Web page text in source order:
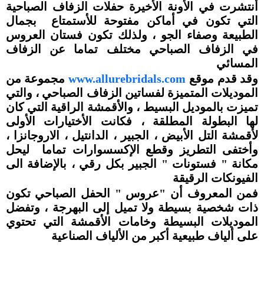
أنتشرت في الأونة الأخيرة حفلات الزفاف الصباحية
التي تكون في أماكن مفتوحة للأستمتاع بجمال
الطبيعة وصفاء الجو ، ولذلك تكون فستان العروس
في الزفاف الصباحي مختلف تماما عن الزفاف
المسائي
وقد قدم موقع www.allurebridals.comمجموعة من
الموديلات المتميزة لفساتين الزفاف الصباحي ، والتي
تميزت بالموديل البسيط ، والأقمشة الراقية التي كان
لها البطولة المطلقة ، فكانت الأختيارات الأولى
لأقمشة التل الأبيض ، الجبير ، الدانتيل ، الاروجانزا ،
وأختفى التطريز وقطع الإكسسوارات تماما ليحل
مكانة " فستونات " الجبير بكل رقي ، بالإضافة الى
الفيونكات الرقيقة
فمن المعروف أن "عروس " الحفل الصباحي تكون
ذات شخصية بسيطة ولا تميل إلى البهرجة ، وتفضل
الموديلات البسيطة وخامات الأقمشة التي تحتوي
على ألياف طبيعية أكبر من الألياف الصناعية